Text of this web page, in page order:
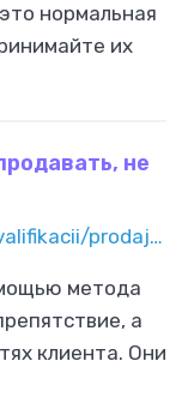
нормальная
их
не
/povyshenie-kvalifikacii/prodaji/empaticheskie-prodaji-kak-prodavat-ne-vparivaya
метода
а
клиента. Они
Алгоритм